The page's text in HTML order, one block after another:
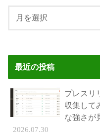
最近の投稿
プレスリ
収集して
な強さが
2026.07.30